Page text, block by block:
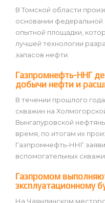
В Томской области
основании
опытной площадки,
лучшей технологии
запасов нефти.
Газпромнефть-ННГ
добычи нефти и
В течении прошлого
скважин на
Вынгапуровской
время, по итогам их
Газпромнефть-ННГ
вспомогательных
Газпромом
эксплуатационному
На Чаяндинском